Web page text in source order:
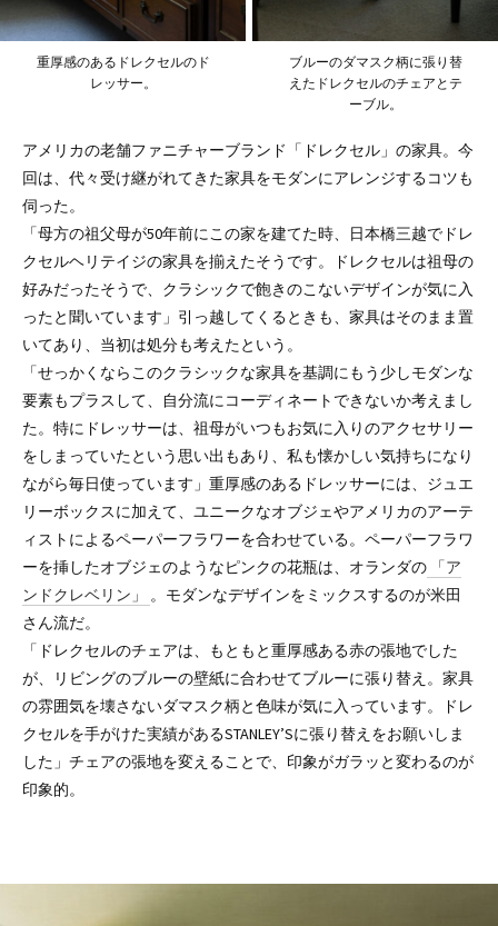
重厚感のあるドレクセルのド
レッサー。
ブルーのダマスク柄に張り替
えたドレクセルのチェアとテ
ーブル。
アメリカの老舗ファニチャーブランド「ドレクセル」の家具。今
回は、代々受け継がれてきた家具をモダンにアレンジするコツも
伺った。
「母方の祖父母が50年前にこの家を建てた時、日本橋三越でドレ
クセルヘリテイジの家具を揃えたそうです。ドレクセルは祖母の
好みだったそうで、クラシックで飽きのこないデザインが気に入
ったと聞いています」引っ越してくるときも、家具はそのまま置
いてあり、当初は処分も考えたという。
「せっかくならこのクラシックな家具を基調にもう少しモダンな
要素もプラスして、自分流にコーディネートできないか考えまし
た。特にドレッサーは、祖母がいつもお気に入りのアクセサリー
をしまっていたという思い出もあり、私も懐かしい気持ちになり
ながら毎日使っています」重厚感のあるドレッサーには、ジュエ
リーボックスに加えて、ユニークなオブジェやアメリカのアーテ
ィストによるペーパーフラワーを合わせている。ペーパーフラワ
ーを挿したオブジェのようなピンクの花瓶は、オランダの
「ア
ンドクレベリン」
。モダンなデザインをミックスするのが米田
さん流だ。
「ドレクセルのチェアは、もともと重厚感ある赤の張地でした
が、リビングのブルーの壁紙に合わせてブルーに張り替え。家具
の雰囲気を壊さないダマスク柄と色味が気に入っています。ドレ
クセルを手がけた実績があるSTANLEY’Sに張り替えをお願いしま
した」チェアの張地を変えることで、印象がガラッと変わるのが
印象的。